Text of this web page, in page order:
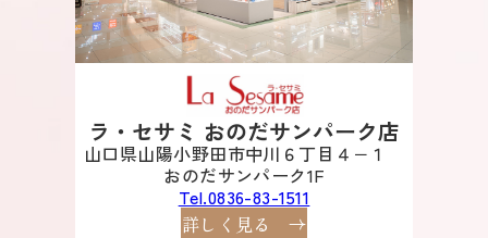
ラ・セサミ おのだサンパーク店
山口県山陽小野田市中川６丁目４−１
おのだサンパーク1F
Tel.0836-83-1511
詳しく見る